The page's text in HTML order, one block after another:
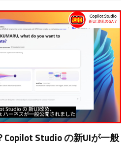
Studio の新UIが一般